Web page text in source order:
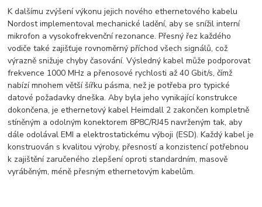
K dalšímu zvýšení výkonu jejich nového ethernetového kabelu
Nordost implementoval mechanické ladění, aby se snížil interní
mikrofon a vysokofrekvenční rezonance. Přesný řez každého
vodiče také zajišťuje rovnoměrný příchod všech signálů, což
výrazně snižuje chyby časování. Výsledný kabel může podporovat
frekvence 1000 MHz a přenosové rychlosti až 40 Gbit/s, čímž
nabízí mnohem větší šířku pásma, než je potřeba pro typické
datové požadavky dneška. Aby byla jeho vynikající konstrukce
dokončena, je ethernetový kabel Heimdall 2 zakončen kompletně
stíněným a odolným konektorem 8P8C/RJ45 navrženým tak, aby
dále odolával EMI a elektrostatickému výboji (ESD). Každý kabel je
konstruován s kvalitou výroby, přesností a konzistencí potřebnou
k zajištění zaručeného zlepšení oproti standardním, masově
vyráběným, méně přesným ethernetovým kabelům.